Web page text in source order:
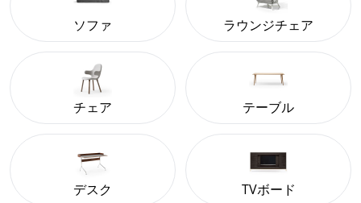
ソファ ラウンジチェア
チェア テーブル
デスク TVボード